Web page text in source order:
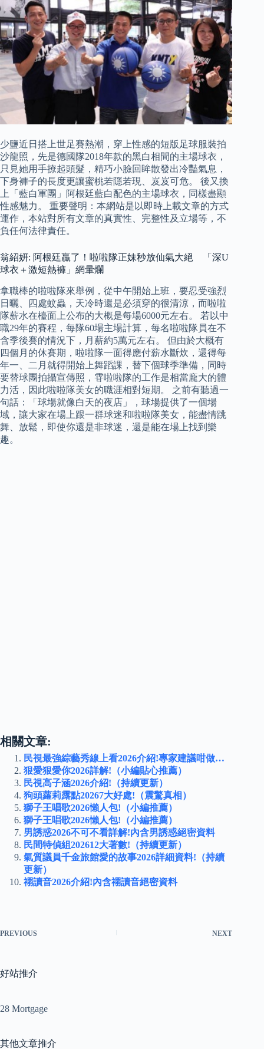
少鹽近日搭上世足賽熱潮，穿上性感的短版足球服裝拍
沙龍照，先是德國隊2018年款的黑白相間的主場球衣，
只見她用手撩起頭髮，精巧小臉回眸散發出冷豔氣息，
下身褲子的長度更讓蜜桃若隱若現、岌岌可危。 後又換
上「藍白軍團」阿根廷藍白配色的主場球衣，同樣盡顯
性感魅力。 重要聲明：本網站是以即時上載文章的方式
運作，本站對所有文章的真實性、完整性及立場等，不
負任何法律責任。
翁紹妍: 阿根廷贏了！啦啦隊正妹秒放仙氣大絕 「深U
球衣＋激短熱褲」網暈爛
拿職棒的啦啦隊來舉例，從中午開始上班，要忍受強烈
日曬、四處蚊蟲，天冷時還是必須穿的很清涼，而啦啦
隊薪水在檯面上公布的大概是每場6000元左右。 若以中
職29年的賽程，每隊60場主場計算，每名啦啦隊員在不
含季後賽的情況下，月薪約5萬元左右。 但由於大概有
四個月的休賽期，啦啦隊一面得應付薪水斷炊，還得每
年一、二月就得開始上舞蹈課，替下個球季準備，同時
要替球團拍攝宣傳照，雸啦啦隊的工作是相當龐大的體
力活，因此啦啦隊美女的職涯相對短期。 之前有聽過一
句話：「球場就像白天的夜店」，球場提供了一個場
域，讓大家在場上跟一群球迷和啦啦隊美女，能盡情跳
舞、放鬆，即使你還是非球迷，還是能在場上找到樂
趣。
相關文章:
民視最強綜藝秀線上看2026介紹!專家建議咁做…
狠愛狠愛你2026詳解!（小編貼心推薦）
民視高子涵2026介紹!（持續更新）
狗頭蘿莉露點20267大好處!（震驚真相）
獅子王唱歌2026懶人包!（小編推薦）
獅子王唱歌2026懶人包!（小編推薦）
男誘惑2026不可不看詳解!內含男誘惑絕密資料
民間特偵組202612大著數!（持續更新）
氣質議員千金旅館愛的故事2026詳細資料!（持續
更新）
禤讀音2026介紹!內含禤讀音絕密資料
PREVIOUS NEXT
好站推介
28 Mortgage
其他文章推介